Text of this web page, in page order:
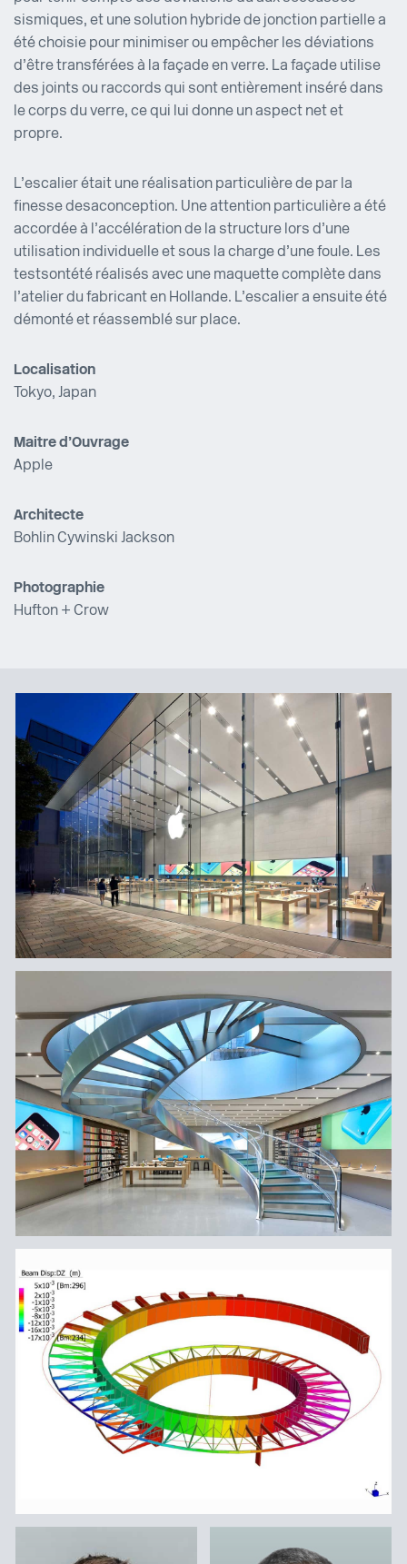
sismiques, et une solution hybride de jonction partielle a
été choisie pour minimiser ou empêcher les déviations
d’être transférées à la façade en verre. La façade utilise
des joints ou raccords qui sont entièrement inséré dans
le corps du verre, ce qui lui donne un aspect net et
propre.
L’escalier était une réalisation particulière de par la
finesse de sa conception. Une attention particulière a été
accordée à l’accélération de la structure lors d’une
utilisation individuelle et sous la charge d’une foule. Les
tests ont été réalisés avec une maquette complète dans
l’atelier du fabricant en Hollande. L’escalier a ensuite été
démonté et réassemblé sur place.
Localisation
Tokyo, Japan
Maitre d’Ouvrage
Apple
Architecte
Bohlin Cywinski Jackson
Photographie
Hufton + Crow